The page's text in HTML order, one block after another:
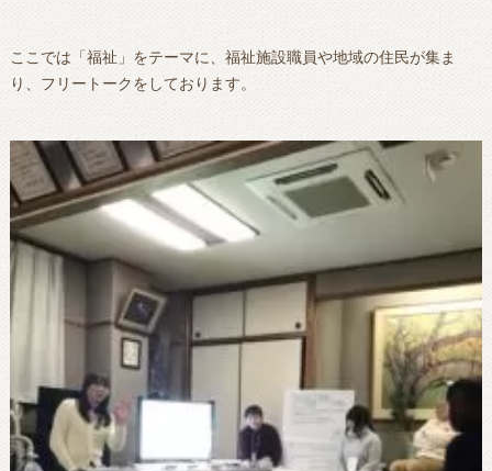
ここでは「福祉」をテーマに、福祉施設職員や地域の住民が集ま
り、フリートークをしております。